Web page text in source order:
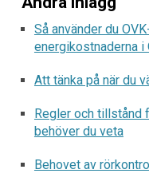
Så använder du
energikostnaderna i
Att tänka på när du
Regler och tillstånd
behöver du veta
Behovet av